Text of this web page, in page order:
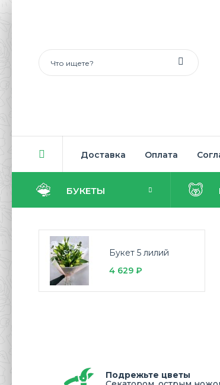
Доставка Оплата
БУКЕТЫ
Букет 5 лилий
4 629 ₽
Подрежьте цветы